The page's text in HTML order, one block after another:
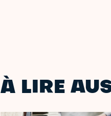
À LIRE